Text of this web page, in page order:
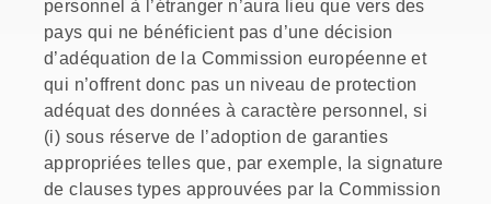
personnel à l’étranger n’aura lieu que vers des
pays qui ne bénéficient pas d’une décision
d’adéquation de la Commission européenne et
qui n’offrent donc pas un niveau de protection
adéquat des données à caractère personnel, si
(i) sous réserve de l’adoption de garanties
appropriées telles que, par exemple, la signature
de clauses types approuvées par la Commission